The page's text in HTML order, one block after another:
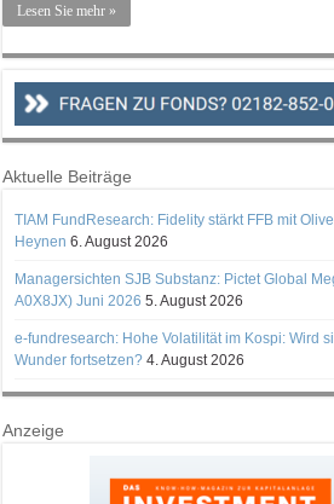
Lesen Sie mehr »
Aktuelle Beiträge
TIAM FundResearch: Fidelity stärkt FFB mit
Heynen 6. August 2026
Managersichten SJB Substanz: Pictet Global
A0X8JX) Juni 2026 5. August 2026
e-fundresearch: Hohe Volatilität im Kospi: Wird
Wunder fortsetzen? 4. August 2026
Anzeige